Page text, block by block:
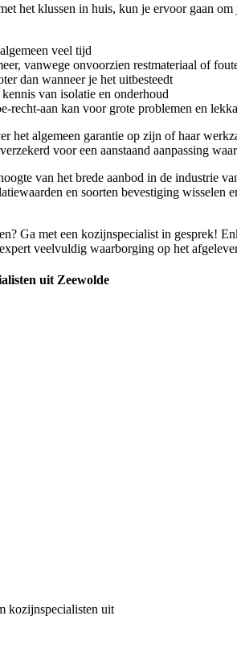
het klussen in huis, kun je ervoor gaan
veel tijd
vanwege onvoorzien restmateriaal of
dan wanneer je het uitbesteedt
van isolatie en onderhoud
recht-aan kan voor grote problemen en
het algemeen garantie op zijn of haar
voor een aanstaand aanpassing
van het brede aanbod in de industrie
en soorten bevestiging
Ga met een kozijnspecialist in gesprek!
veelvuldig waarborging op het
uit Zeewolde
kozijnspecialisten uit